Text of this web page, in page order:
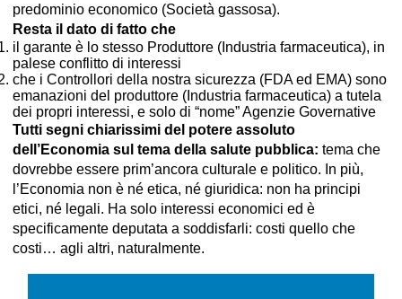
predominio economico (Società gassosa).
Resta il dato di fatto che
il garante è lo stesso Produttore (Industria farmaceutica), in
palese conflitto di interessi
che i Controllori della nostra sicurezza (FDA ed EMA) sono
emanazioni del produttore (Industria farmaceutica) a tutela
dei propri interessi, e solo di “nome” Agenzie Governative
Tutti segni chiarissimi del potere assoluto
dell’Economia sul tema della salute pubblica: tema che
dovrebbe essere prim’ancora culturale e politico. In più,
l’Economia non è né etica, né giuridica: non ha principi
etici, né legali. Ha solo interessi economici ed è
specificamente deputata a soddisfarli: costi quello che
costi… agli altri, naturalmente.